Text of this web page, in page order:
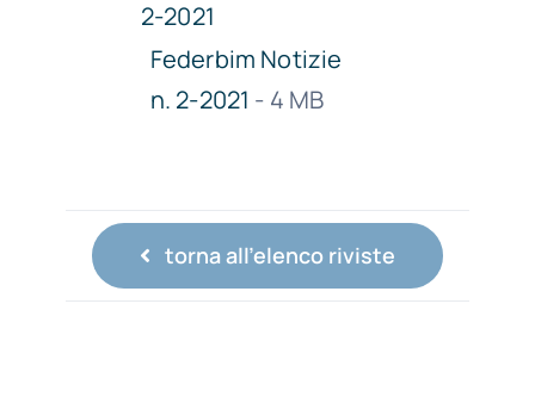
Federbim Notizie
n. 2-2021 - 4 MB
torna all'elenco riviste